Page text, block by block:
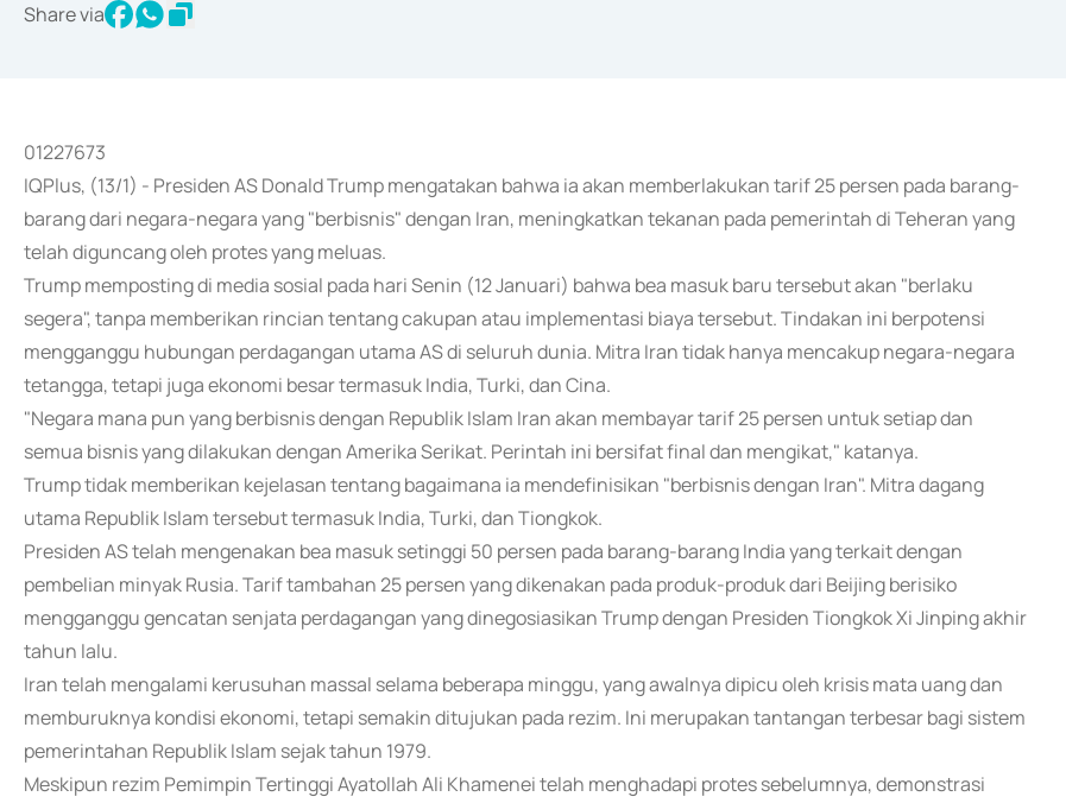
Share via
01227673
IQPlus, (13/1) - Presiden AS Donald Trump mengatakan bahwa ia akan memberlakukan tarif 25 persen pada barang-
barang dari negara-negara yang "berbisnis" dengan Iran, meningkatkan tekanan pada pemerintah di Teheran yang
telah diguncang oleh protes yang meluas.
Trump memposting di media sosial pada hari Senin (12 Januari) bahwa bea masuk baru tersebut akan "berlaku
segera", tanpa memberikan rincian tentang cakupan atau implementasi biaya tersebut. Tindakan ini berpotensi
mengganggu hubungan perdagangan utama AS di seluruh dunia. Mitra Iran tidak hanya mencakup negara-negara
tetangga, tetapi juga ekonomi besar termasuk India, Turki, dan Cina.
"Negara mana pun yang berbisnis dengan Republik Islam Iran akan membayar tarif 25 persen untuk setiap dan
semua bisnis yang dilakukan dengan Amerika Serikat. Perintah ini bersifat final dan mengikat," katanya.
Trump tidak memberikan kejelasan tentang bagaimana ia mendefinisikan "berbisnis dengan Iran". Mitra dagang
utama Republik Islam tersebut termasuk India, Turki, dan Tiongkok.
Presiden AS telah mengenakan bea masuk setinggi 50 persen pada barang-barang India yang terkait dengan
pembelian minyak Rusia. Tarif tambahan 25 persen yang dikenakan pada produk-produk dari Beijing berisiko
mengganggu gencatan senjata perdagangan yang dinegosiasikan Trump dengan Presiden Tiongkok Xi Jinping akhir
tahun lalu.
Iran telah mengalami kerusuhan massal selama beberapa minggu, yang awalnya dipicu oleh krisis mata uang dan
memburuknya kondisi ekonomi, tetapi semakin ditujukan pada rezim. Ini merupakan tantangan terbesar bagi sistem
pemerintahan Republik Islam sejak tahun 1979.
Meskipun rezim Pemimpin Tertinggi Ayatollah Ali Khamenei telah menghadapi protes sebelumnya, demonstrasi